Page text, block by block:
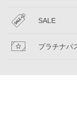
SALE
プラチナパ